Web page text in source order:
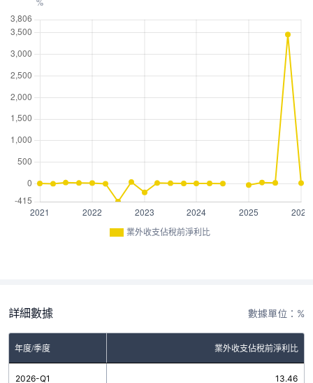
業外收支佔稅前淨利比
詳細數據 數據單位：%
年度/季度 業外收支佔稅前淨利比
2026-Q1 13.46